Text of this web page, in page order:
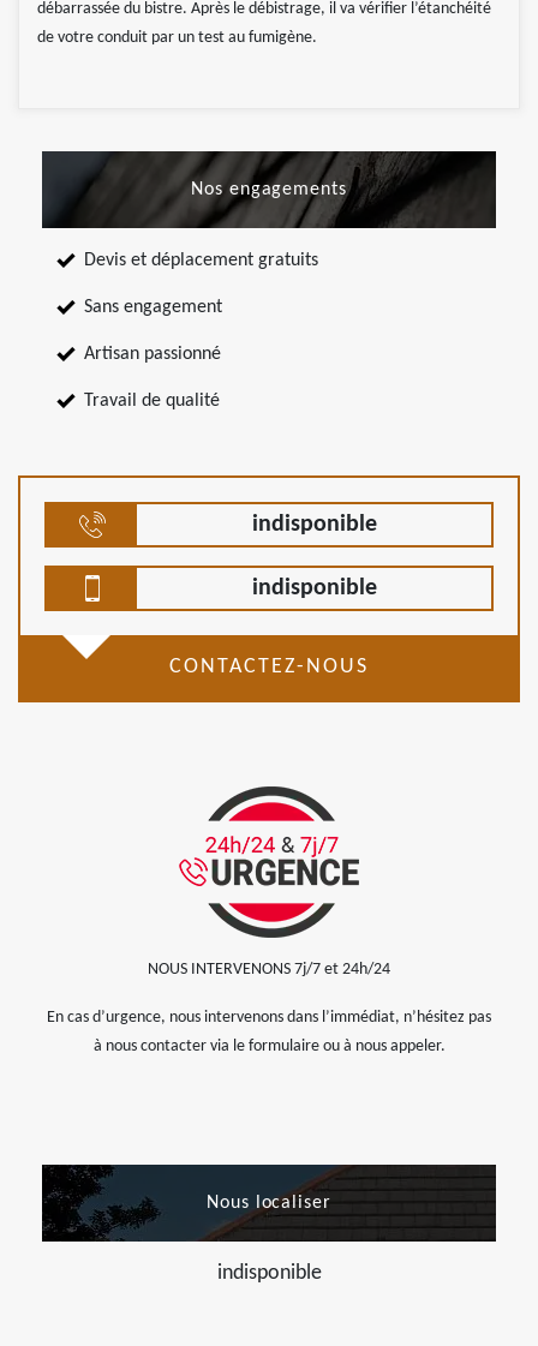
débarrassée du bistre. Après le débistrage, il va vérifier l’étanchéité
de votre conduit par un test au fumigène.
Nos engagements
Devis et déplacement gratuits
Sans engagement
Artisan passionné
Travail de qualité
indisponible
indisponible
CONTACTEZ-NOUS
NOUS INTERVENONS 7j/7 et 24h/24
En cas d’urgence, nous intervenons dans l’immédiat, n’hésitez pas
à nous contacter via le formulaire ou à nous appeler.
Nous localiser
indisponible